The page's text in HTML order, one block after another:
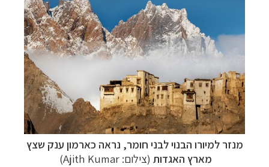
מנזר למיורו הבנוי לבני חומר, נראה כארמון ענק שצץ
מארץ האגדות (צילום: Ajith Kumar)